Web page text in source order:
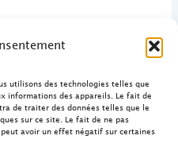
utilisons des technologies telles que
informations des appareils. Le fait de
de traiter des données telles que le
sur ce site. Le fait de ne pas
avoir un effet négatif sur certaines
des ostéopathes de
148, Bd Malesherbes,